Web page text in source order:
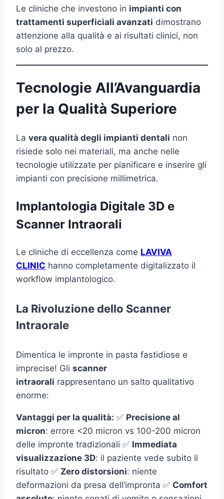
Le cliniche che investono in impianti con
trattamenti superficiali avanzati dimostrano
attenzione alla qualità e ai risultati clinici, non
solo al prezzo.
Tecnologie All’Avanguardia
per la Qualità Superiore
La vera qualità degli impianti dentali non
risiede solo nei materiali, ma anche nelle
tecnologie utilizzate per pianificare e inserire gli
impianti con precisione millimetrica.
Implantologia Digitale 3D e
Scanner Intraorali
Le cliniche di eccellenza come LAVIVA
CLINIC hanno completamente digitalizzato il
workflow implantologico.
La Rivoluzione dello Scanner
Intraorale
Dimentica le impronte in pasta fastidiose e
imprecise! Gli scanner
intraorali rappresentano un salto qualitativo
enorme:
Vantaggi per la qualità: ✅ Precisione al
micron: errore <20 micron vs 100-200 micron
delle impronte tradizionali ✅ Immediata
visualizzazione 3D: il paziente vede subito il
risultato ✅ Zero distorsioni: niente
deformazioni da presa dell’impronta ✅ Comfort